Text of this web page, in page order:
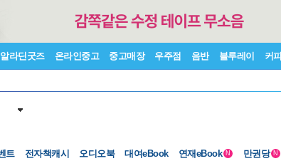
알라딘굿즈 온라인중고 중고매장 우주점 음반 블루레이 커피
트 전자책캐시 오디오북 대여eBook 연재eBook N 만권당 N